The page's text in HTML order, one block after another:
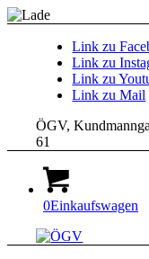
Link zu
Link zu
Link zu
Link zu Mail
ÖGV,
61
0Einkaufswagen